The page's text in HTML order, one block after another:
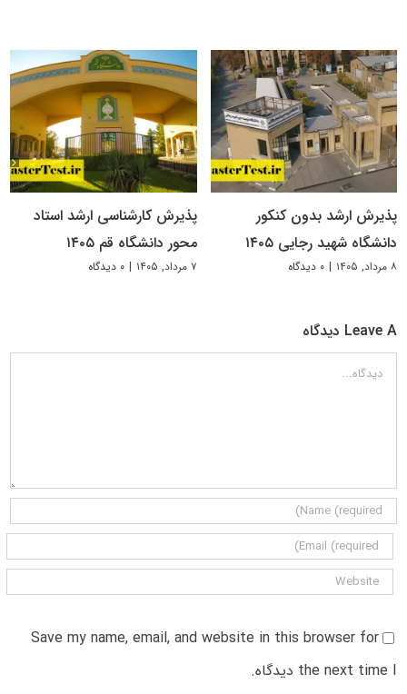
پذیرش ارشد بدون کنکور
دانشگاه شهید رجایی ۱۴۰۵
۸ مرداد, ۱۴۰۵ | ۰ دیدگاه
پذیرش کارشناسی ارشد استاد
محور دانشگاه قم ۱۴۰۵
۷ مرداد, ۱۴۰۵ | ۰ دیدگاه
Leave A دیدگاه
دیدگاه
Save my name, email, and website in this browser for
the next time I دیدگاه.